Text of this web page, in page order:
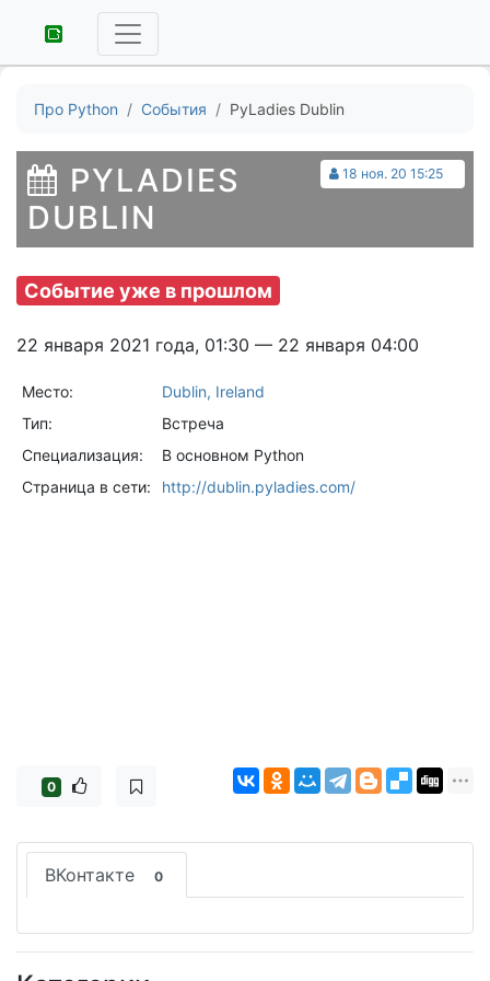
Про Python События PyLadies Dublin
18 ноя. 20 15:25
PYLADIES
DUBLIN
Событие уже в прошлом
22 января 2021 года, 01:30 — 22 января 04:00
Место:
Dublin, Ireland
Тип:
Встреча
Специализация:
В основном Python
Страница в сети:
http://dublin.pyladies.com/
0
ВКонтакте 0